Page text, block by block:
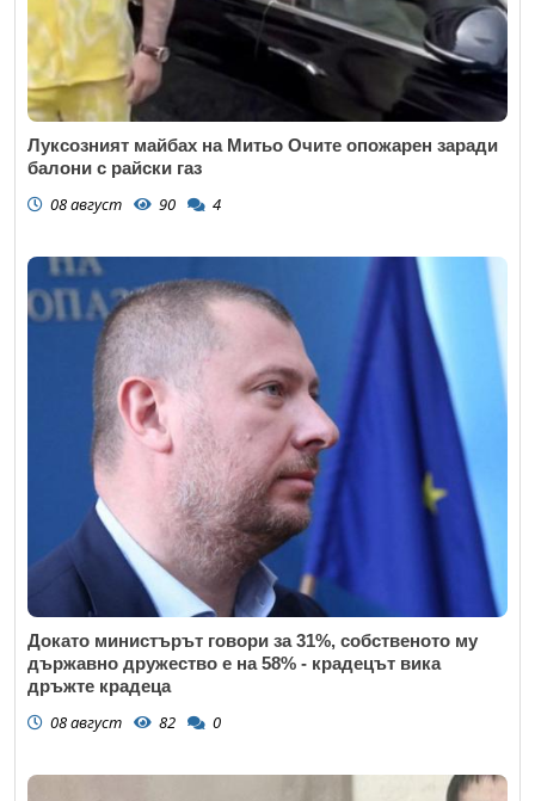
Луксозният майбах на Митьо Очите опожарен заради
балони с райски газ
08 август 90 4
Докато министърът говори за 31%, собственото му
държавно дружество е на 58% - крадецът вика
дръжте крадеца
08 август 82 0